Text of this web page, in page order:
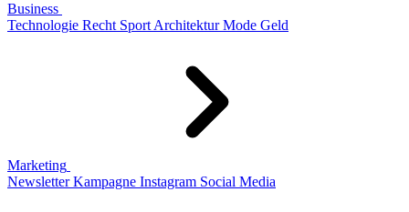
Business
Technologie Recht Sport Architektur Mode Geld
Marketing
Newsletter Kampagne Instagram Social Media